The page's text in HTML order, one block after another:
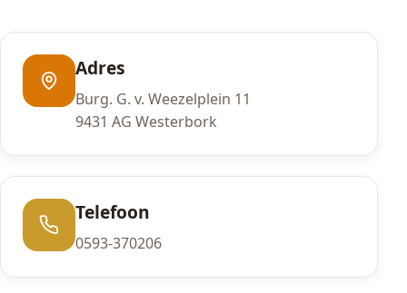
Adres
Burg. G. v. Weezelplein 11
9431 AG Westerbork
Telefoon
0593-370206